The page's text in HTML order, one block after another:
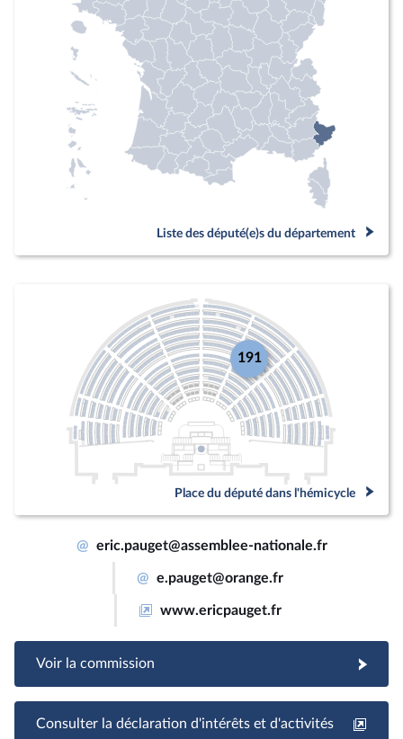
Liste des député(e)s du département
191
Place du député dans l'hémicycle
@ eric.pauget@assemblee-nationale.fr
@ e.pauget@orange.fr
www.ericpauget.fr
Voir la commission
Consulter la déclaration d'intérêts et d'activités